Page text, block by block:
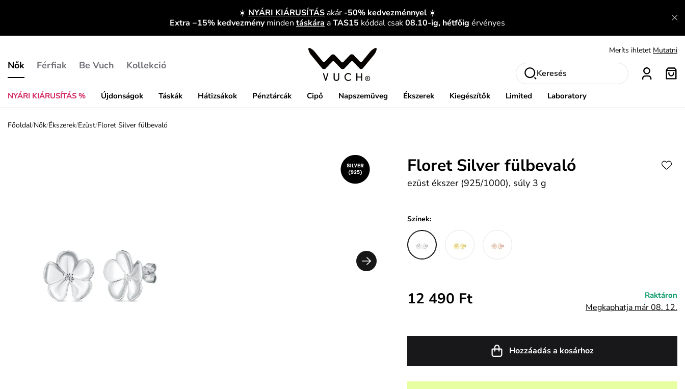
☀️ NYÁRI KIÁRUSÍTÁSakár -50% kedvezménnyel ☀️
Extra −15% kedvezményminden táskára aTAS15 kóddal csak08.10-ig, hétfőig érvényes
Nők
NYÁRI KIÁRUSÍTÁS % Újdonságok Táskák Hátizsákok Pénztárcák Cipő Napszemüveg Ékszerek Kiegészítők Limited Laboratory
Férfiak Be Vuch Kollekció
Ingyenes csere és visszaküldés Megtekintés
Keresés
Főoldal/Nők/Ékszerek/Ezüst/Floret Silver fülbevaló
Floret Silver fülbevaló
ezüst ékszer (925/1000), súly 3 g
Színek:
12 490 Ft Raktáron
Megkaphatja már 08. 12.
Hozzáadás a kosárhoz